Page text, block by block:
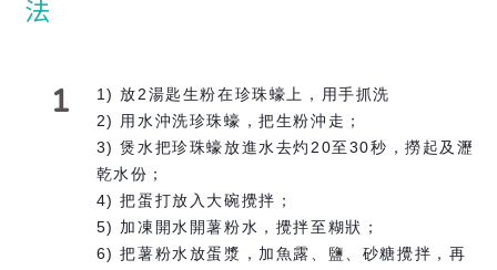
1
1) 放2湯匙生粉在珍珠蠔上，用手抓洗
2) 用水沖洗珍珠蠔，把生粉沖走；
3) 煲水把珍珠蠔放進水去灼20至30秒，撈起及瀝
乾水份；
4) 把蛋打放入大碗攪拌；
5) 加凍開水開薯粉水，攪拌至糊狀；
6) 把薯粉水放蛋漿，加魚露、鹽、砂糖攪拌，再